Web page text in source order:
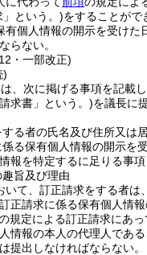
という。)をすることがで
有個人情報の開示を受けた
らない。
・一部改正)
)
、次に掲げる事項を記載
求書」という。)を議長に
る者の氏名及び住所又は
る保有個人情報の開示を
報を特定するに足りる事項
旨及び理由
いて、訂正請求をする者は
正請求に係る保有個人情
規定による訂正請求にあ
情報の本人の代理人であ
提出しなければならない。